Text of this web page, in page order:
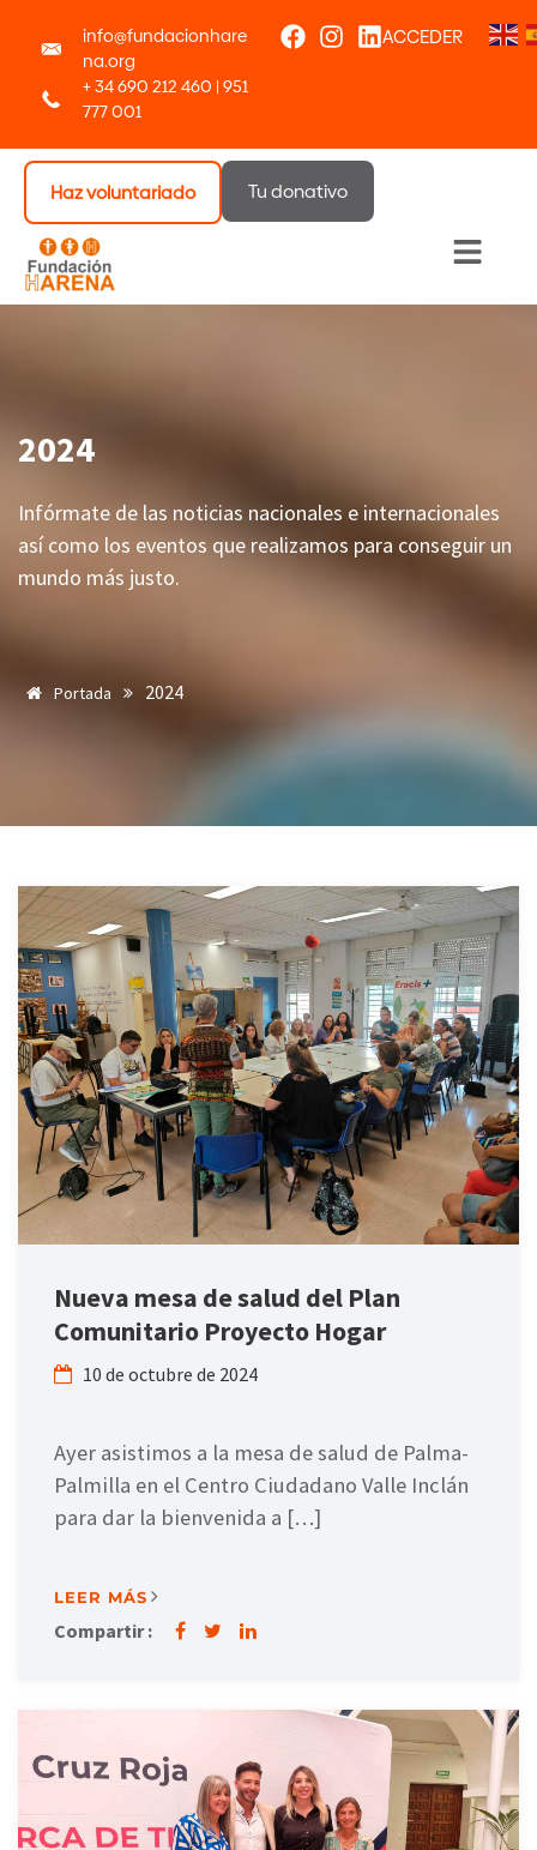
info@fundacionhare
na.org
+ 34 690 212 460 | 951
777 001
ACCEDER
Haz voluntariado Tu donativo
Menú
2024
Infórmate de las noticias nacionales e internacionales
así como los eventos que realizamos para conseguir un
mundo más justo.
Portada 2024
Nueva mesa de salud del Plan
Comunitario Proyecto Hogar
10 de octubre de 2024
Ayer asistimos a la mesa de salud de Palma-
Palmilla en el Centro Ciudadano Valle Inclán
para dar la bienvenida a […]
LEER MÁS
Compartir :